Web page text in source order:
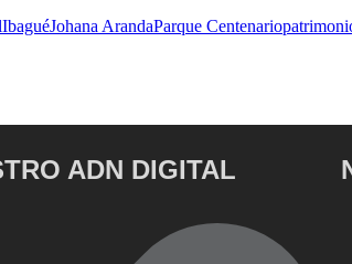
IbaguéJohana ArandaParque Centenario
ADN DIGITAL